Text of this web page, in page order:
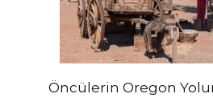
Öncülerin Oregon